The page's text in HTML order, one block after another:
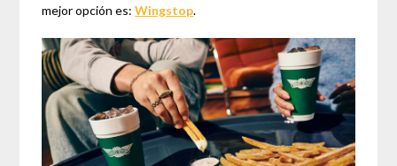
mejor opción es:Wingstop.